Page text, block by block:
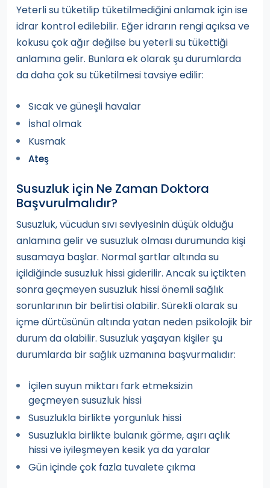
Yeterli su tüketilip tüketilmediğini anlamak için ise
idrar kontrol edilebilir. Eğer idrarın rengi açıksa ve
kokusu çok ağır değilse bu yeterli su tükettiği
anlamına gelir. Bunlara ek olarak şu durumlarda
da daha çok su tüketilmesi tavsiye edilir:
Sıcak ve güneşli havalar
İshal olmak
Kusmak
Ateş
Susuzluk için Ne Zaman Doktora
Başvurulmalıdır?
Susuzluk, vücudun sıvı seviyesinin düşük olduğu
anlamına gelir ve susuzluk olması durumunda kişi
susamaya başlar. Normal şartlar altında su
içildiğinde susuzluk hissi giderilir. Ancak su içtikten
sonra geçmeyen susuzluk hissi önemli sağlık
sorunlarının bir belirtisi olabilir. Sürekli olarak su
içme dürtüsünün altında yatan neden psikolojik bir
durum da olabilir. Susuzluk yaşayan kişiler şu
durumlarda bir sağlık uzmanına başvurmalıdır:
İçilen suyun miktarı fark etmeksizin
geçmeyen susuzluk hissi
Susuzlukla birlikte yorgunluk hissi
Susuzlukla birlikte bulanık görme, aşırı açlık
hissi ve iyileşmeyen kesik ya da yaralar
Gün içinde çok fazla tuvalete çıkma